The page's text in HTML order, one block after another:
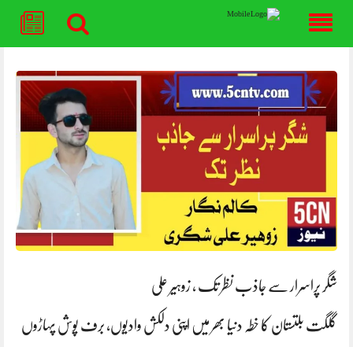
content
شگر پراسرار سے جاذب نظر تک ، زوہیر علی
گلگت بلتستان کا خطہ دنیا بھر میں اپنی دلکش وادیوں، برف پوش پہاڑوں